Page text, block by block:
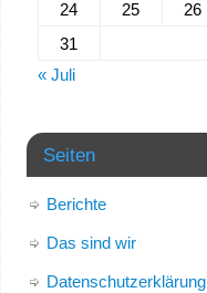
24
25 26
31
« Juli
Seiten
Berichte
Das sind wir
Datenschutzerklärung